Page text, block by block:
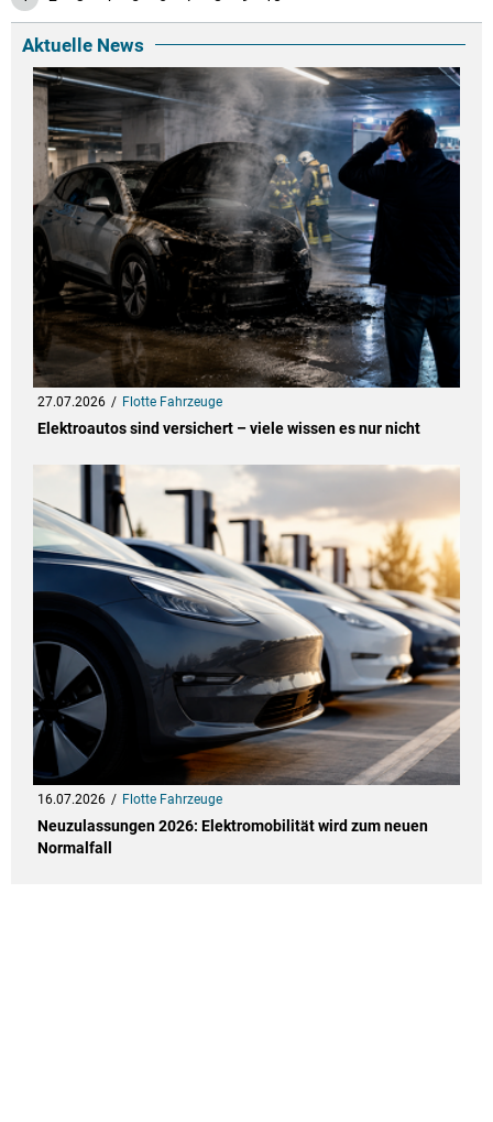
Aktuelle News
27.07.2026 Flotte Fahrzeuge
Elektroautos sind versichert – viele wissen es nur nicht
16.07.2026 Flotte Fahrzeuge
Neuzulassungen 2026: Elektromobilität wird zum neuen
Normalfall